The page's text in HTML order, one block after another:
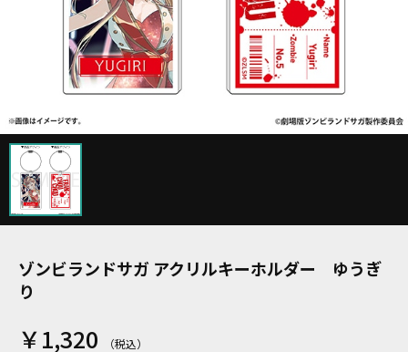
ゾンビランドサガ アクリルキーホルダー ゆうぎ
り
￥1,320